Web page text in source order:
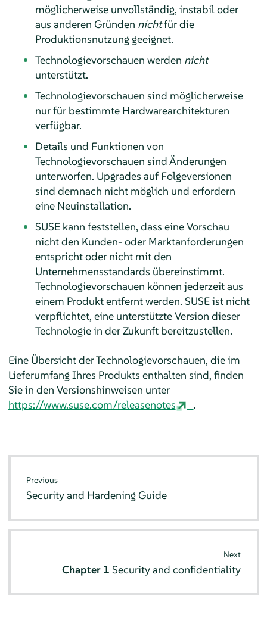
möglicherweise unvollständig, instabil oder
aus anderen Gründen nichtfür die
Produktionsnutzung geeignet.
Technologievorschauen werden nicht
unterstützt.
Technologievorschauen sind möglicherweise
nur für bestimmte Hardwarearchitekturen
verfügbar.
Details und Funktionen von
Technologievorschauen sind Änderungen
unterworfen. Upgrades auf Folgeversionen
sind demnach nicht möglich und erfordern
eine Neuinstallation.
SUSE kann feststellen, dass eine Vorschau
nicht den Kunden- oder Marktanforderungen
entspricht oder nicht mit den
Unternehmensstandards übereinstimmt.
Technologievorschauen können jederzeit aus
einem Produkt entfernt werden. SUSE ist nicht
verpflichtet, eine unterstützte Version dieser
Technologie in der Zukunft bereitzustellen.
Eine Übersicht der Technologievorschauen, die im
Lieferumfang Ihres Produkts enthalten sind, finden
Sie in den Versionshinweisen unter
https://www.suse.com/releasenotes
.
Previous
Security and Hardening Guide
Next
Chapter 1 Security and confidentiality